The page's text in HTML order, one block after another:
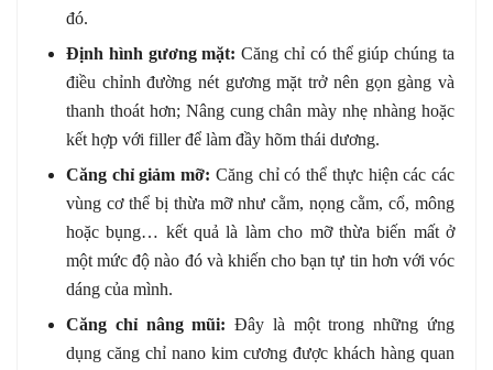
đó.
Định hình gương mặt: Căng chỉ có thể giúp chúng ta
điều chỉnh đường nét gương mặt trở nên gọn gàng và
thanh thoát hơn; Nâng cung chân mày nhẹ nhàng hoặc
kết hợp với filler để làm đầy hõm thái dương.
Căng chỉ giảm mỡ: Căng chỉ có thể thực hiện các các
vùng cơ thể bị thừa mỡ như cằm, nọng cằm, cổ, mông
hoặc bụng… kết quả là làm cho mỡ thừa biến mất ở
một mức độ nào đó và khiến cho bạn tự tin hơn với vóc
dáng của mình.
Căng chỉ nâng mũi: Đây là một trong những ứng
dụng căng chỉ nano kim cương được khách hàng quan